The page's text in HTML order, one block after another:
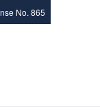
No. 865